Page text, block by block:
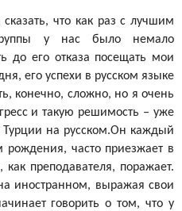
что как раз с лучшим
у нас было немало
до его отказа посещать мои
его успехи в русском языке
конечно, сложно, но я очень
и такую решимость – уже
Турции на русском.Он каждый
часто приезжает в
преподавателя, поражает.
иностранном, выражая свои
говорить о том, что у